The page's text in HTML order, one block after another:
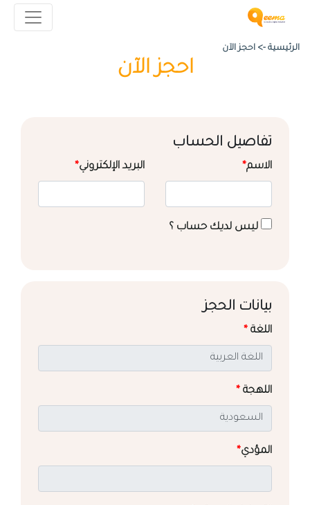
الرئيسية -> احجز الآن
احجز الآن
تفاصيل الحساب
الاسم* البريد الإلكتروني*
ليس لديك حساب ؟
بيانات الحجز
اللغة *
اللهجة *
المؤدي*